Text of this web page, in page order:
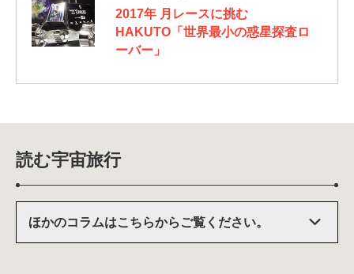
2017年 月レースに挑む
HAKUTO「世界最小の惑星探査ロ
ーバー」
読む宇宙旅行
ほかのコラムはこちらからご覧ください。